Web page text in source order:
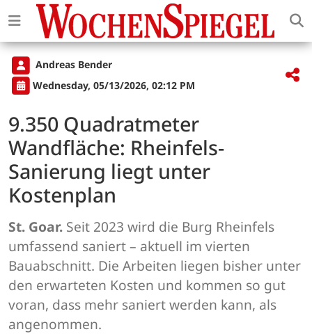
Andreas Bender
Wednesday, 05/13/2026, 02:12 PM
9.350 Quadratmeter
Wandfläche: Rheinfels-
Sanierung liegt unter
Kostenplan
St. Goar. Seit 2023 wird die Burg Rheinfels
umfassend saniert – aktuell im vierten
Bauabschnitt. Die Arbeiten liegen bisher unter
den erwarteten Kosten und kommen so gut
voran, dass mehr saniert werden kann, als
angenommen.